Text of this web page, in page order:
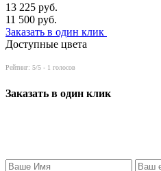
13 225 руб.
11 500 руб.
Заказать в один клик
Доступные цвета
Рейтинг: 5/5 - 1 голосов
Заказать в один клик